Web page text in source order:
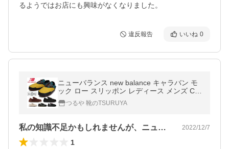
違反報告 いいね 0
ニューバランス new balance キャラバン モ
ック ロー スリッポン レディース メンズ CA
RAVAN MOC LOW V2 SUFMOC I2 K2 M2 W
2 X2 Z2
つるや 靴のTSURUYA
私の知識不足かもしれませんが、ニューバ… 2022/12/7
1